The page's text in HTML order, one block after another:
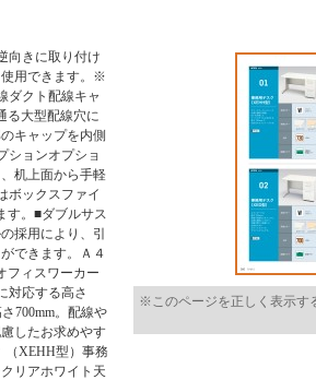
向 き に取 り 付け
使用でき ま す。 ※
ダク ト 配線キ ャ
る大型配線穴に
のキ ャ ッ プを内側
シ ョ ンオプシ ョ
、 机上面から手軽
ボッ ク スフ ァイ
す。 ■ダブルサス
の採用 によ り 、 引
ができ ま す。 Ａ ４
フ ィ スワーカ ー
対応する高さ
さ700mm。 配線や
慮したお求めやす
（XEHH型 ） 事務
ク リ アホワイ ト 天
※このページを正しく表示す